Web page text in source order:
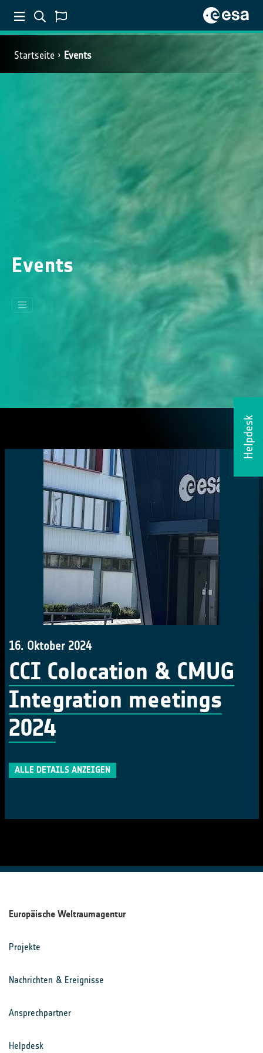
Startseite Events
Helpdesk
Events
16. Oktober 2024
CCI Colocation & CMUG
Integration meetings
2024
ALLE DETAILS ANZEIGEN
Europäische Weltraumagentur
Projekte
Nachrichten & Ereignisse
Ansprechpartner
Helpdesk